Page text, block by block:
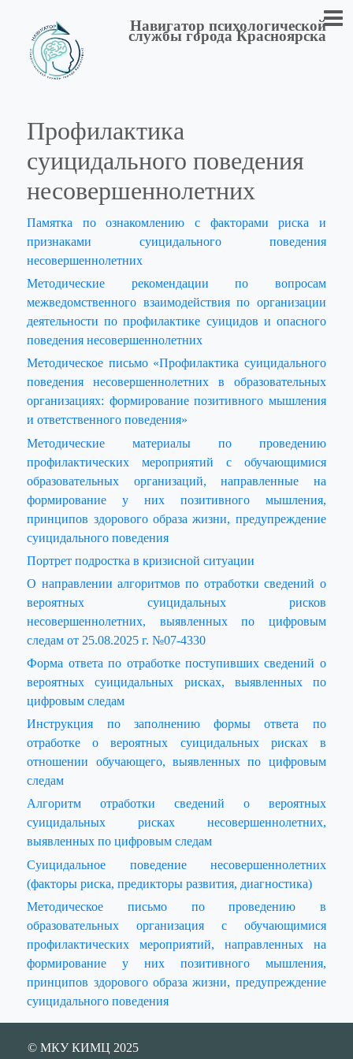
Навигатор психологической
службы города Красноярска
Профилактика
суицидального поведения
несовершеннолетних
Памятка по ознакомлению с факторами риска и
признаками суицидального поведения
несовершеннолетних
Методические рекомендации по вопросам
межведомственного взаимодействия по организации
деятельности по профилактике суицидов и опасного
поведения несовершеннолетних
Методическое письмо «Профилактика суицидального
поведения несовершеннолетних в образовательных
организациях: формирование позитивного мышления
и ответственного поведения»
Методические материалы по проведению
профилактических мероприятий с обучающимися
образовательных организаций, направленные на
формирование у них позитивного мышления,
принципов здорового образа жизни, предупреждение
суицидального поведения
Портрет подростка в кризисной ситуации
О направлении алгоритмов по отработки сведений о
вероятных суицидальных рисков
несовершеннолетних, выявленных по цифровым
следам от 25.08.2025 г. №07-4330
Форма ответа по отработке поступивших сведений о
вероятных суицидальных рисках, выявленных по
цифровым следам
Инструкция по заполнению формы ответа по
отработке о вероятных суицидальных рисках в
отношении обучающего, выявленных по цифровым
следам
Алгоритм отработки сведений о вероятных
суицидальных рисках несовершеннолетних,
выявленных по цифровым следам
Суицидальное поведение несовершеннолетних
(факторы риска, предикторы развития, диагностика)
Методическое письмо по проведению в
образовательных организация с обучающимися
профилактических мероприятий, направленных на
формирование у них позитивного мышления,
принципов здорового образа жизни, предупреждение
суицидального поведения
© МКУ КИМЦ 2025